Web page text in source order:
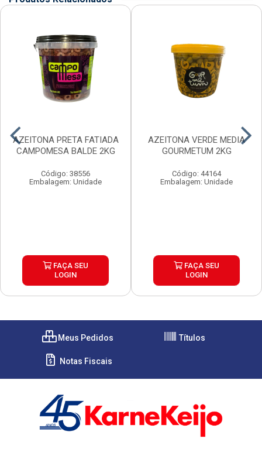
AZEITONA PRETA FATIADA
CAMPOMESA BALDE 2KG
Código: 38556
Embalagem: Unidade
FAÇA SEU
LOGIN
AZEITONA VERDE MEDIA
GOURMETUM 2KG
Código: 44164
Embalagem: Unidade
FAÇA SEU
LOGIN
Meus Pedidos Títulos
Notas Fiscais